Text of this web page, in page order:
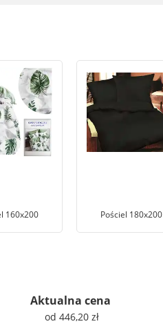
160x200 Pościel 180x200
Aktualna cena
od 446,20 zł